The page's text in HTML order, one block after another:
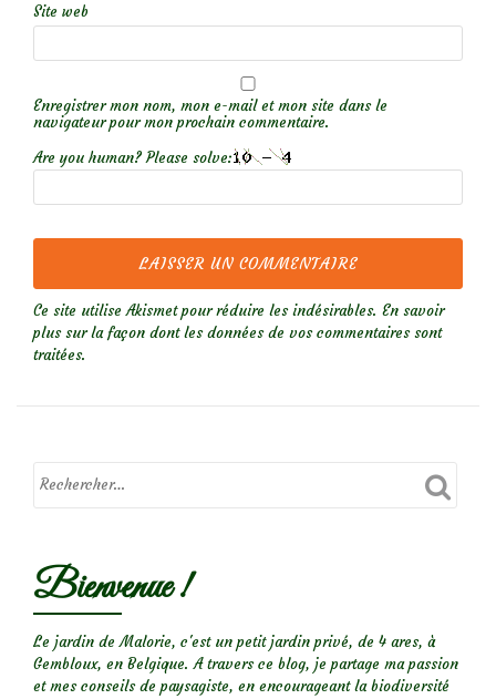
Site web
Enregistrer mon nom, mon e-mail et mon site dans le
navigateur pour mon prochain commentaire.
Are you human? Please solve:
Ce site utilise Akismet pour réduire les indésirables. En savoir
plus sur la façon dont les données de vos commentaires sont
traitées.
Bienvenue !
Le jardin de Malorie, c'est un petit jardin privé, de 4 ares, à
Gembloux, en Belgique. A travers ce blog, je partage ma passion
et mes conseils de paysagiste, en encourageant la biodiversité